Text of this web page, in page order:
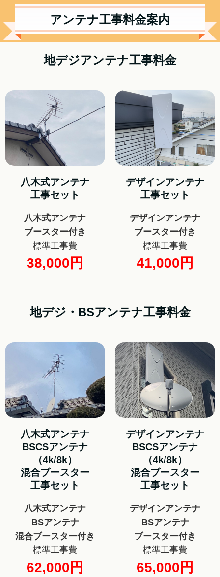
アンテナ工事料金案内
地デジアンテナ工事料金
八木式アンテナ
工事セット
八木式アンテナ
ブースター付き
標準工事費
38,000円
デザインアンテナ
工事セット
デザインアンテナ
ブースター付き
標準工事費
41,000円
地デジ・BSアンテナ工事料金
八木式アンテナ
BSCSアンテナ
（4k/8k）
混合ブースター
工事セット
八木式アンテナ
BSアンテナ
混合ブースター付き
標準工事費
62,000円
デザインアンテナ
BSCSアンテナ
（4k/8k）
混合ブースター
工事セット
デザインアンテナ
BSアンテナ
ブースター付き
標準工事費
65,000円